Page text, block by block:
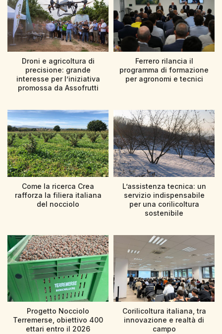
Droni e agricoltura di
precisione: grande
interesse per l’iniziativa
promossa da Assofrutti
Ferrero rilancia il
programma di formazione
per agronomi e tecnici
Come la ricerca Crea
rafforza la filiera italiana
del nocciolo
L’assistenza tecnica: un
servizio indispensabile
per una corilicoltura
sostenibile
Progetto Nocciolo
Terremerse, obiettivo 400
ettari entro il 2026
Corilicoltura italiana, tra
innovazione e realtà di
campo